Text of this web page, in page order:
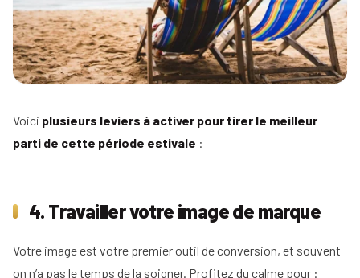
nos
conseils
mandataire
Comment
devenir
agent
immobilier
Le
net
rôle
Nos
guides
de
l'IA
Réussir
votre
immobilière
de
l'immobilier
négociateur
Voici plusieurs leviers à activer pour tirer le meilleur
parti de cette période estivale :
4. Travailler votre image de marque
Votre image est votre premier outil de conversion, et souvent
on n’a pas le temps de la soigner. Profitez du calme pour :